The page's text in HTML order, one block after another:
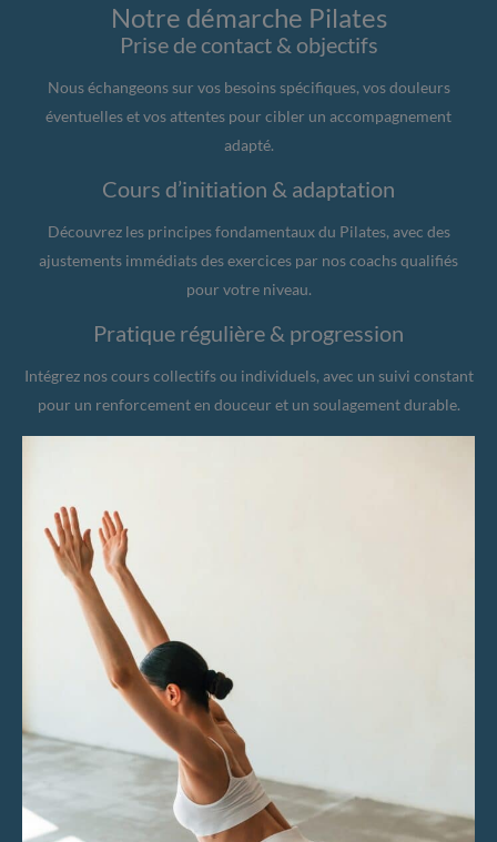
Notre démarche Pilates
Prise de contact & objectifs
Nous échangeons sur vos besoins spécifiques, vos douleurs
éventuelles et vos attentes pour cibler un accompagnement
adapté.
Cours d’initiation & adaptation
Découvrez les principes fondamentaux du Pilates, avec des
ajustements immédiats des exercices par nos coachs qualifiés
pour votre niveau.
Pratique régulière & progression
Intégrez nos cours collectifs ou individuels, avec un suivi constant
pour un renforcement en douceur et un soulagement durable.